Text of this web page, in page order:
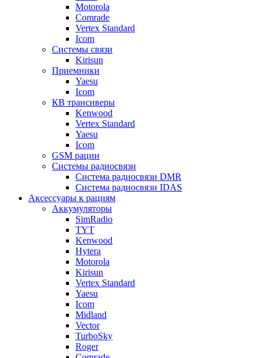
Motorola
Comrade
Vertex Standard
Icom
Системы связи
Kirisun
Приемники
Yaesu
Icom
КВ трансиверы
Kenwood
Vertex Standard
Yaesu
Icom
GSM рации
Системы радиосвязи
Система радиосвязи DMR
Система радиосвязи IDAS
Аксессуары к рациям
Аккумуляторы
SimRadio
TYT
Kenwood
Hytera
Motorola
Kirisun
Vertex Standard
Yaesu
Icom
Midland
Vector
TurboSky
Roger